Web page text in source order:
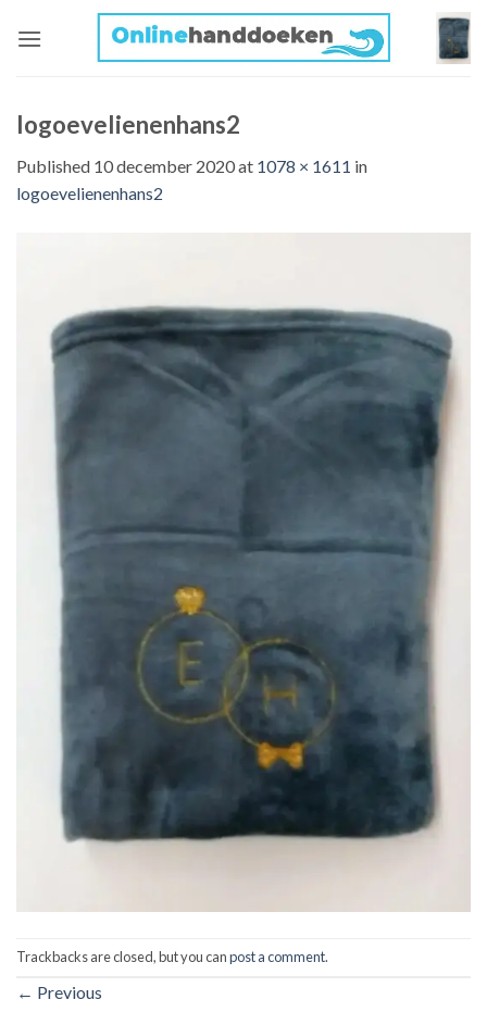
logoevelienenhans2
Published 10 december 2020at 1078 × 1611 in
logoevelienenhans2
Trackbacks are closed, but you canpost a comment.
← Previous